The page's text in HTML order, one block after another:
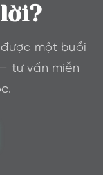
một buổi
tư vấn miễn